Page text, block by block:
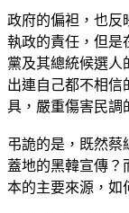
政府的偏袒，也反
執政的責任，但是
黨及其總統候選人
出連自己都不相信
具，嚴重傷害民調
弔詭的是，既然蔡
蓋地的黑韓宣傳？
本的主要來源，如